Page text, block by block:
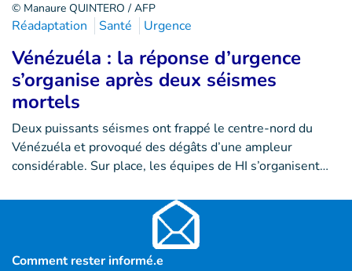
© Manaure QUINTERO / AFP
Réadaptation Santé Urgence
Vénézuéla : la réponse d’urgence
s’organise après deux séismes
mortels
Deux puissants séismes ont frappé le centre-nord du
Vénézuéla et provoqué des dégâts d’une ampleur
considérable. Sur place, les équipes de HI s’organisent…
Comment rester informé.e